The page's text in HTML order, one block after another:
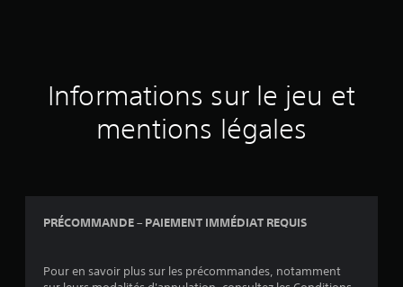
Informations sur le jeu et
mentions légales
PRÉCOMMANDE – PAIEMENT IMMÉDIAT REQUIS
Pour en savoir plus sur les précommandes, notamment